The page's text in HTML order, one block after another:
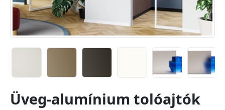
Üveg-alumínium tolóajtók